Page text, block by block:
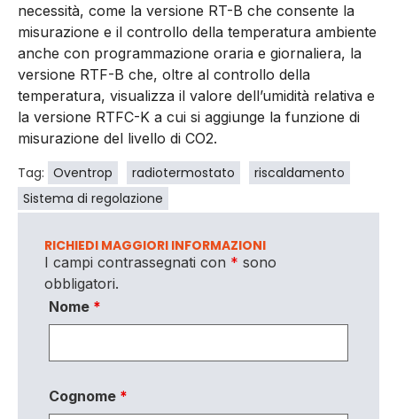
necessità, come la versione RT-B che consente la
misurazione e il controllo della temperatura ambiente
anche con programmazione oraria e giornaliera, la
versione RTF-B che, oltre al controllo della
temperatura, visualizza il valore dell’umidità relativa e
la versione RTFC-K a cui si aggiunge la funzione di
misurazione del livello di CO2.
Tag: Oventrop radiotermostato
riscaldamento
Sistema di regolazione
RICHIEDI MAGGIORI INFORMAZIONI
I campi contrassegnati con * sono
obbligatori.
Nome *
Cognome *